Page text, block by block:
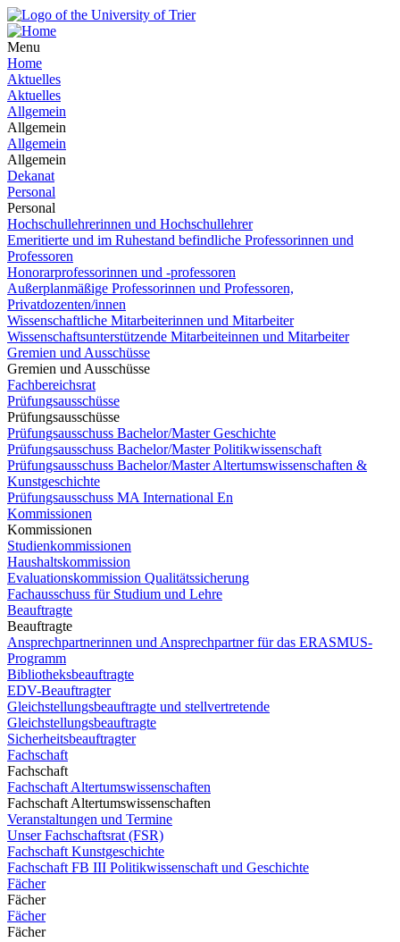
Menu
Home
Aktuelles
Aktuelles
Allgemein
Allgemein
Allgemein
Allgemein
Dekanat
Personal
Personal
Hochschullehrerinnen und Hochschullehrer
Emeritierte und im Ruhestand befindliche Professorinnen und
Professoren
Honorarprofessorinnen und -professoren
Außerplanmäßige Professorinnen und Professoren,
Privatdozenten/innen
Wissenschaftliche Mitarbeiterinnen und Mitarbeiter
Wissenschaftsunterstützende Mitarbeiteinnen und Mitarbeiter
Gremien und Ausschüsse
Gremien und Ausschüsse
Fachbereichsrat
Prüfungsausschüsse
Prüfungsausschüsse
Prüfungsausschuss Bachelor/Master Geschichte
Prüfungsausschuss Bachelor/Master Politikwissenschaft
Prüfungsausschuss Bachelor/Master Altertumswissenschaften &
Kunstgeschichte
Prüfungsausschuss MA International En
Kommissionen
Kommissionen
Studienkommissionen
Haushaltskommission
Evaluationskommission Qualitätssicherung
Fachausschuss für Studium und Lehre
Beauftragte
Beauftragte
Ansprechpartnerinnen und Ansprechpartner für das ERASMUS-
Programm
Bibliotheksbeauftragte
EDV-Beauftragter
Gleichstellungsbeauftragte und stellvertretende
Gleichstellungsbeauftragte
Sicherheitsbeauftragter
Fachschaft
Fachschaft
Fachschaft Altertumswissenschaften
Fachschaft Altertumswissenschaften
Veranstaltungen und Termine
Unser Fachschaftsrat (FSR)
Fachschaft Kunstgeschichte
Fachschaft FB III Politikwissenschaft und Geschichte
Fächer
Fächer
Fächer
Fächer